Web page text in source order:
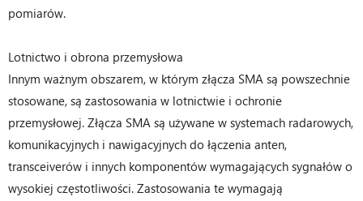
pomiarów.
Lotnictwo i obrona przemysłowa
Innym ważnym obszarem, w którym złącza SMA są powszechnie
stosowane, są zastosowania w lotnictwie i ochronie
przemysłowej. Złącza SMA są używane w systemach radarowych,
komunikacyjnych i nawigacyjnych do łączenia anten,
transceiverów i innych komponentów wymagających sygnałów o
wysokiej częstotliwości. Zastosowania te wymagają